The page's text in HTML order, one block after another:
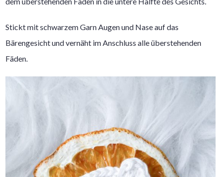
Stickt mit schwarzem Garn Augen und Nase auf das
Bärengesicht und vernäht im Anschluss alle überstehenden
Fäden.